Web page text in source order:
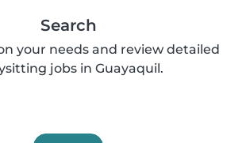
Search
your needs and review detailed
jobs in Guayaquil.